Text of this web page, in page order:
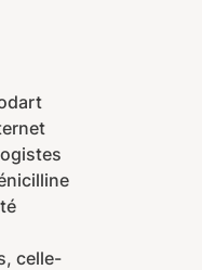
celle-